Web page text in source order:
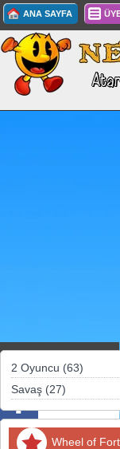
ANA SAYFA
Sosyal
Facebook
Twitter
2 Oyuncu (63)
Savaş (27)
Wheel of